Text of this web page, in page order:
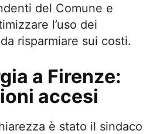
del Comune e
l’uso dei
risparmiare sui costi.
a Firenze:
accesi
è stato il sindaco